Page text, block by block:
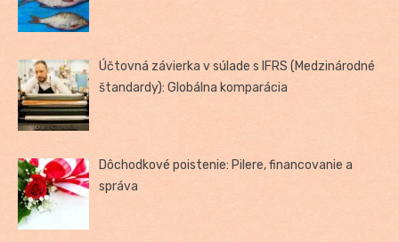
Účtovná závierka v súlade s IFRS (Medzinárodné
štandardy): Globálna komparácia
Dôchodkové poistenie: Pilere, financovanie a
správa